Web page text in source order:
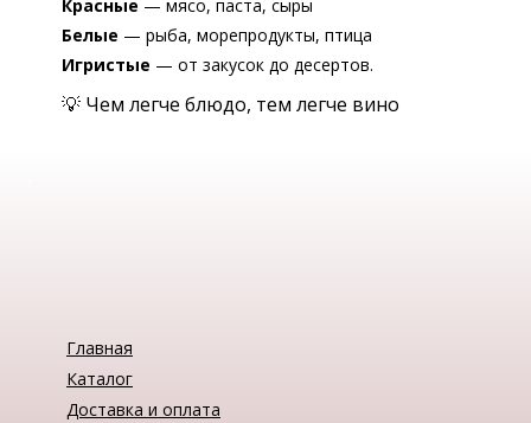
Красные — мясо, паста, сыры
Белые — рыба, морепродукты, птица
Игристые — от закусок до десертов.
💡 Чем легче блюдо, тем легче вино
Главная
Каталог
Доставка и оплата